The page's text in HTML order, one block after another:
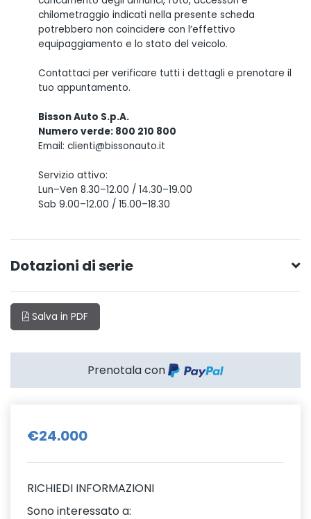
chilometraggio indicati nella presente scheda
potrebbero non coincidere con l’effettivo
equipaggiamento e lo stato del veicolo.
Contattaci per verificare tutti i dettagli e prenotare il
tuo appuntamento.
Bisson Auto S.p.A.
Numero verde: 800 210 800
Email: clienti@bissonauto.it
Servizio attivo:
Lun–Ven 8.30–12.00 / 14.30–19.00
Sab 9.00–12.00 / 15.00–18.30
Dotazioni di serie
Salva in PDF
Prenotala con
€24.000
RICHIEDI INFORMAZIONI
Sono interessato a: